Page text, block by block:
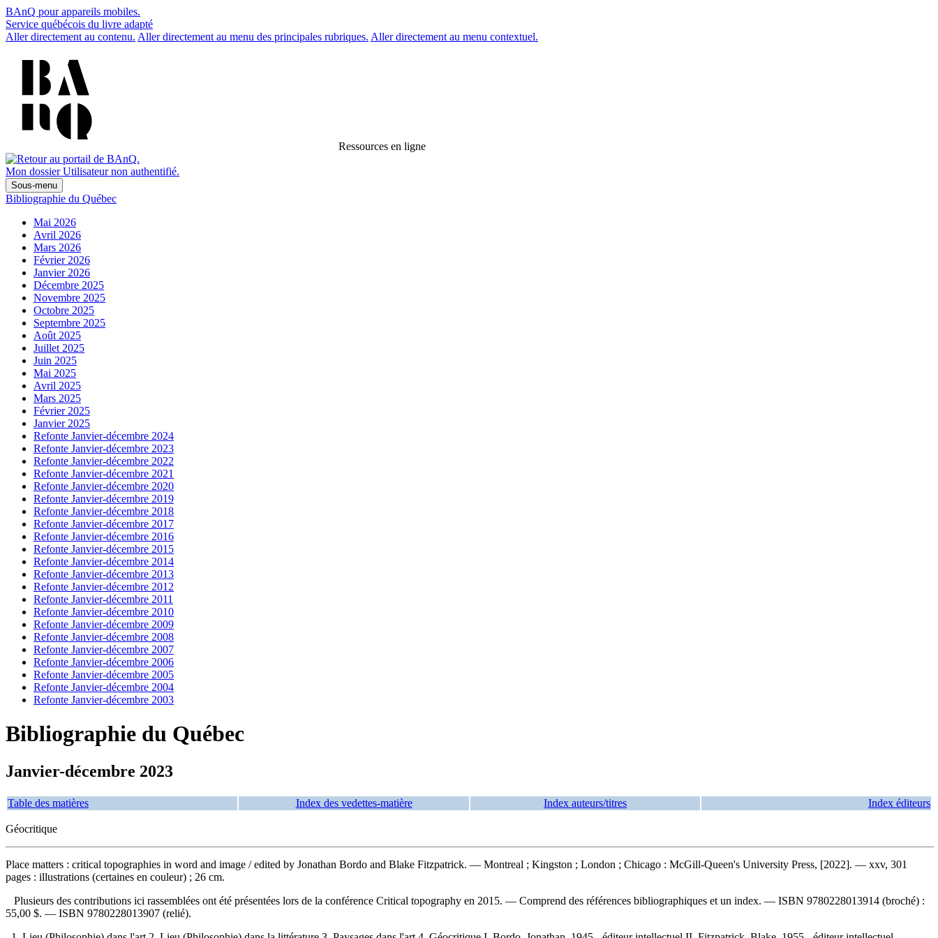
BAnQ pour appareils mobiles.
Service québécois du livre adapté
Aller directement au contenu. Aller directement au menu des principales rubriques. Aller directement au menu contextuel.
Ressources en ligne
Mon dossier Utilisateur non authentifié.
Sous-menu
Bibliographie du Québec
Mai 2026
Avril 2026
Mars 2026
Février 2026
Janvier 2026
Décembre 2025
Novembre 2025
Octobre 2025
Septembre 2025
Août 2025
Juillet 2025
Juin 2025
Mai 2025
Avril 2025
Mars 2025
Février 2025
Janvier 2025
Refonte Janvier-décembre 2024
Refonte Janvier-décembre 2023
Refonte Janvier-décembre 2022
Refonte Janvier-décembre 2021
Refonte Janvier-décembre 2020
Refonte Janvier-décembre 2019
Refonte Janvier-décembre 2018
Refonte Janvier-décembre 2017
Refonte Janvier-décembre 2016
Refonte Janvier-décembre 2015
Refonte Janvier-décembre 2014
Refonte Janvier-décembre 2013
Refonte Janvier-décembre 2012
Refonte Janvier-décembre 2011
Refonte Janvier-décembre 2010
Refonte Janvier-décembre 2009
Refonte Janvier-décembre 2008
Refonte Janvier-décembre 2007
Refonte Janvier-décembre 2006
Refonte Janvier-décembre 2005
Refonte Janvier-décembre 2004
Refonte Janvier-décembre 2003
Bibliographie du Québec
Janvier-décembre 2023
Table des matières Index des vedettes-matière Index auteurs/titres Index éditeurs
Géocritique
Place matters : critical topographies in word and image / edited by Jonathan Bordo and Blake Fitzpatrick. — Montreal ; Kingston ; London ; Chicago : McGill-Queen's University Press, [2022]. — xxv, 301
pages : illustrations (certaines en couleur) ; 26 cm.
Plusieurs des contributions ici rassemblées ont été présentées lors de la conférence Critical topography en 2015. — Comprend des références bibliographiques et un index. — ISBN 9780228013914 (broché) :
55,00 $. — ISBN 9780228013907 (relié).